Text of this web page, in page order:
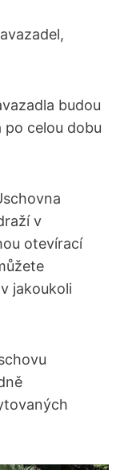
budou
po celou dobu
v
otevírací
jakoukoli